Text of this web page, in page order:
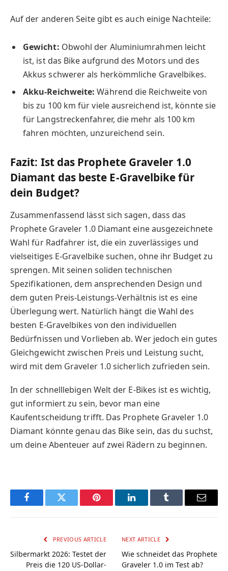
Auf der anderen Seite gibt es auch einige Nachteile:
Gewicht: Obwohl der Aluminiumrahmen leicht
ist, ist das Bike aufgrund des Motors und des
Akkus schwerer als herkömmliche Gravelbikes.
Akku-Reichweite: Während die Reichweite von
bis zu 100 km für viele ausreichend ist, könnte sie
für Langstreckenfahrer, die mehr als 100 km
fahren möchten, unzureichend sein.
Fazit: Ist das Prophete Graveler 1.0
Diamant das beste E-Gravelbike für
dein Budget?
Zusammenfassend lässt sich sagen, dass das
Prophete Graveler 1.0 Diamant eine ausgezeichnete
Wahl für Radfahrer ist, die ein zuverlässiges und
vielseitiges E-Gravelbike suchen, ohne ihr Budget zu
sprengen. Mit seinen soliden technischen
Spezifikationen, dem ansprechenden Design und
dem guten Preis-Leistungs-Verhältnis ist es eine
Überlegung wert. Natürlich hängt die Wahl des
besten E-Gravelbikes von den individuellen
Bedürfnissen und Vorlieben ab. Wer jedoch ein gutes
Gleichgewicht zwischen Preis und Leistung sucht,
wird mit dem Graveler 1.0 sicherlich zufrieden sein.
In der schnelllebigen Welt der E-Bikes ist es wichtig,
gut informiert zu sein, bevor man eine
Kaufentscheidung trifft. Das Prophete Graveler 1.0
Diamant könnte genau das Bike sein, das du suchst,
um deine Abenteuer auf zwei Rädern zu beginnen.
FacebookTwitter Pinterest LinkedInTumblr Email
PREVIOUS ARTICLE
Silbermarkt 2026: Testet der
Preis die 120 US-Dollar-
NEXT ARTICLE
Wie schneidet das Prophete
Graveler 1.0 im Test ab?